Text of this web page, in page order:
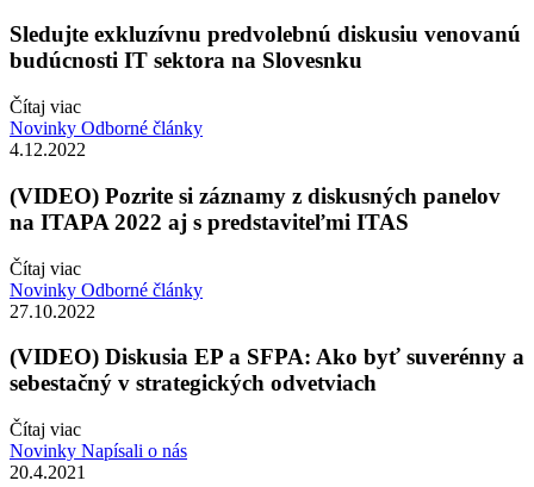
Sledujte exkluzívnu predvolebnú diskusiu venovanú
budúcnosti IT sektora na Slovesnku
Čítaj viac
Novinky Odborné články
4.12.2022
(VIDEO) Pozrite si záznamy z diskusných panelov
na ITAPA 2022 aj s predstaviteľmi ITAS
Čítaj viac
Novinky Odborné články
27.10.2022
(VIDEO) Diskusia EP a SFPA: Ako byť suverénny a
sebestačný v strategických odvetviach
Čítaj viac
Novinky Napísali o nás
20.4.2021